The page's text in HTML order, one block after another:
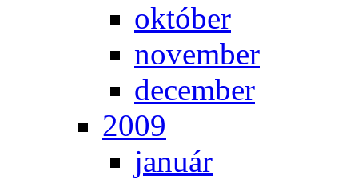
ok­tó­ber
no­vem­ber
de­cem­ber
2009
ja­nu­ár